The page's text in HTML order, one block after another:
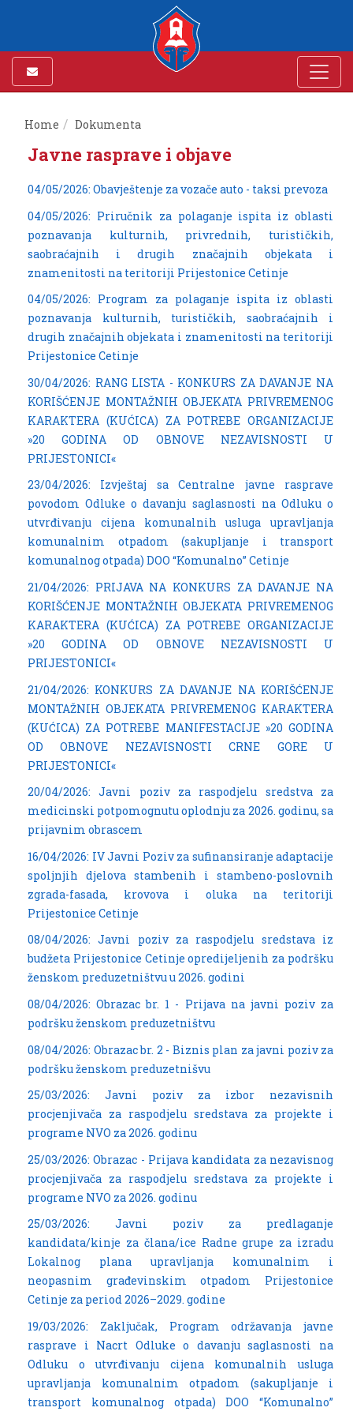
Home Dokumenta
Javne rasprave i objave
04/05/2026: Obavještenje za vozače auto - taksi prevoza
04/05/2026: Priručnik za polaganje ispita iz oblasti
poznavanja kulturnih, privrednih, turističkih,
saobraćajnih i drugih značajnih objekata i
znamenitosti na teritoriji Prijestonice Cetinje
04/05/2026: Program za polaganje ispita iz oblasti
poznavanja kulturnih, turističkih, saobraćajnih i
drugih značajnih objekata i znamenitosti na teritoriji
Prijestonice Cetinje
30/04/2026: RANG LISTA - KONKURS ZA DAVANJE NA
KORIŠĆENJE MONTAŽNIH OBJEKATA PRIVREMENOG
KARAKTERA (KUĆICA) ZA POTREBE ORGANIZACIJE
»20 GODINA OD OBNOVE NEZAVISNOSTI U
PRIJESTONICI«
23/04/2026: Izvještaj sa Centralne javne rasprave
povodom Odluke o davanju saglasnosti na Odluku o
utvrđivanju cijena komunalnih usluga upravljanja
komunalnim otpadom (sakupljanje i transport
komunalnog otpada) DOO “Komunalno” Cetinje
21/04/2026: PRIJAVA NA KONKURS ZA DAVANJE NA
KORIŠĆENJE MONTAŽNIH OBJEKATA PRIVREMENOG
KARAKTERA (KUĆICA) ZA POTREBE ORGANIZACIJE
»20 GODINA OD OBNOVE NEZAVISNOSTI U
PRIJESTONICI«
21/04/2026: KONKURS ZA DAVANJE NA KORIŠĆENJE
MONTAŽNIH OBJEKATA PRIVREMENOG KARAKTERA
(KUĆICA) ZA POTREBE MANIFESTACIJE »20 GODINA
OD OBNOVE NEZAVISNOSTI CRNE GORE U
PRIJESTONICI«
20/04/2026: Javni poziv za raspodjelu sredstva za
medicinski potpomognutu oplodnju za 2026. godinu, sa
prijavnim obrascem
16/04/2026: IV Javni Poziv za sufinansiranje adaptacije
spoljnjih djelova stambenih i stambeno-poslovnih
zgrada-fasada, krovova i oluka na teritoriji
Prijestonice Cetinje
08/04/2026: Javni poziv za raspodjelu sredstava iz
budžeta Prijestonice Cetinje opredijeljenih za podršku
ženskom preduzetništvu u 2026. godini
08/04/2026: Obrazac br. 1 - Prijava na javni poziv za
podršku ženskom preduzetništvu
08/04/2026: Obrazac br. 2 - Biznis plan za javni poziv za
podršku ženskom preduzetnišvu
25/03/2026: Javni poziv za izbor nezavisnih
procjenjivača za raspodjelu sredstava za projekte i
programe NVO za 2026. godinu
25/03/2026: Obrazac - Prijava kandidata za nezavisnog
procjenjivača za raspodjelu sredstava za projekte i
programe NVO za 2026. godinu
25/03/2026: Javni poziv za predlaganje
kandidata/kinje za člana/ice Radne grupe za izradu
Lokalnog plana upravljanja komunalnim i
neopasnim građevinskim otpadom Prijestonice
Cetinje za period 2026–2029. godine
19/03/2026: Zaključak, Program održavanja javne
rasprave i Nacrt Odluke o davanju saglasnosti na
Odluku o utvrđivanju cijena komunalnih usluga
upravljanja komunalnim otpadom (sakupljanje i
transport komunalnog otpada) DOO “Komunalno”